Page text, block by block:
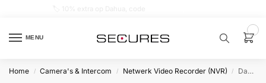
MENU
Home / Camera's & Intercom / Netwerk Video Recorder (NVR) / Dahua NVR5864-EI2 Geen PoE, Zonder Opslag, Geschikt voor 64 IP camera’s